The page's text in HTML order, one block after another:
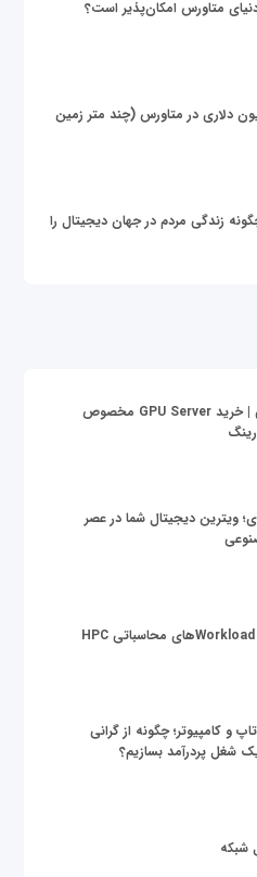
دنیای متاورس امکان‌پذیر است؟
4.3 میلیون دلاری در متاورس (چند متر زمین
زندگی مردم در جهان دیجیتال را
قیمت سرور گرافیکی | خرید GPU Server مخصوص
ویترین دیجیتال شما در عصر
و کامپیوتر؛ چگونه از گرانی
شغل پردرآمد بسازیم؟
شبکه